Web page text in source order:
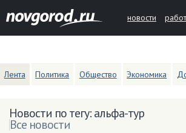
новости
Лента Политика Общество Экономика
Новости по тегу: альфа-тур
Все новости